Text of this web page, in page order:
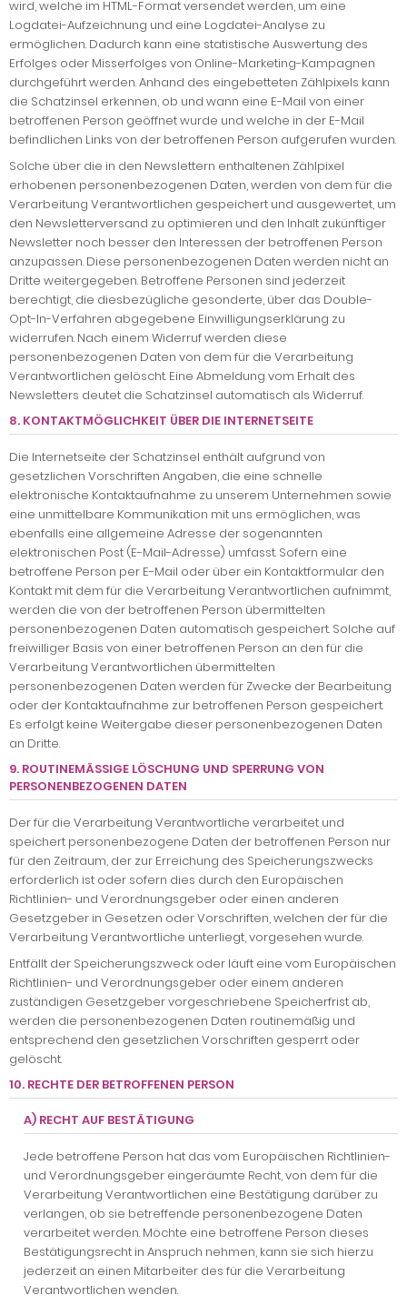
wird, welche im HTML-Format versendet werden, um eine
Logdatei-Aufzeichnung und eine Logdatei-Analyse zu
ermöglichen. Dadurch kann eine statistische Auswertung des
Erfolges oder Misserfolges von Online-Marketing-Kampagnen
durchgeführt werden. Anhand des eingebetteten Zählpixels kann
die Schatzinsel erkennen, ob und wann eine E-Mail von einer
betroffenen Person geöffnet wurde und welche in der E-Mail
befindlichen Links von der betroffenen Person aufgerufen wurden.
Solche über die in den Newslettern enthaltenen Zählpixel
erhobenen personenbezogenen Daten, werden von dem für die
Verarbeitung Verantwortlichen gespeichert und ausgewertet, um
den Newsletterversand zu optimieren und den Inhalt zukünftiger
Newsletter noch besser den Interessen der betroffenen Person
anzupassen. Diese personenbezogenen Daten werden nicht an
Dritte weitergegeben. Betroffene Personen sind jederzeit
berechtigt, die diesbezügliche gesonderte, über das Double-
Opt-In-Verfahren abgegebene Einwilligungserklärung zu
widerrufen. Nach einem Widerruf werden diese
personenbezogenen Daten von dem für die Verarbeitung
Verantwortlichen gelöscht. Eine Abmeldung vom Erhalt des
Newsletters deutet die Schatzinsel automatisch als Widerruf.
8. KONTAKTMÖGLICHKEIT ÜBER DIE INTERNETSEITE
Die Internetseite der Schatzinsel enthält aufgrund von
gesetzlichen Vorschriften Angaben, die eine schnelle
elektronische Kontaktaufnahme zu unserem Unternehmen sowie
eine unmittelbare Kommunikation mit uns ermöglichen, was
ebenfalls eine allgemeine Adresse der sogenannten
elektronischen Post (E-Mail-Adresse) umfasst. Sofern eine
betroffene Person per E-Mail oder über ein Kontaktformular den
Kontakt mit dem für die Verarbeitung Verantwortlichen aufnimmt,
werden die von der betroffenen Person übermittelten
personenbezogenen Daten automatisch gespeichert. Solche auf
freiwilliger Basis von einer betroffenen Person an den für die
Verarbeitung Verantwortlichen übermittelten
personenbezogenen Daten werden für Zwecke der Bearbeitung
oder der Kontaktaufnahme zur betroffenen Person gespeichert.
Es erfolgt keine Weitergabe dieser personenbezogenen Daten
an Dritte.
9. ROUTINEMÄSSIGE LÖSCHUNG UND SPERRUNG VON P
ERSONENBEZOGENEN DATEN
Der für die Verarbeitung Verantwortliche verarbeitet und
speichert personenbezogene Daten der betroffenen Person nur
für den Zeitraum, der zur Erreichung des Speicherungszwecks
erforderlich ist oder sofern dies durch den Europäischen
Richtlinien- und Verordnungsgeber oder einen anderen
Gesetzgeber in Gesetzen oder Vorschriften, welchen der für die
Verarbeitung Verantwortliche unterliegt, vorgesehen wurde.
Entfällt der Speicherungszweck oder läuft eine vom Europäischen
Richtlinien- und Verordnungsgeber oder einem anderen
zuständigen Gesetzgeber vorgeschriebene Speicherfrist ab,
werden die personenbezogenen Daten routinemäßig und
entsprechend den gesetzlichen Vorschriften gesperrt oder
gelöscht.
10. RECHTE DER BETROFFENEN PERSON
A) RECHT AUF BESTÄTIGUNG
Jede betroffene Person hat das vom Europäischen Richtlinien-
und Verordnungsgeber eingeräumte Recht, von dem für die
Verarbeitung Verantwortlichen eine Bestätigung darüber zu
verlangen, ob sie betreffende personenbezogene Daten
verarbeitet werden. Möchte eine betroffene Person dieses
Bestätigungsrecht in Anspruch nehmen, kann sie sich hierzu
jederzeit an einen Mitarbeiter des für die Verarbeitung
Verantwortlichen wenden.